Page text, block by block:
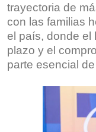
trayectoria de
con las familias
el país, donde el
plazo y el
parte esencial